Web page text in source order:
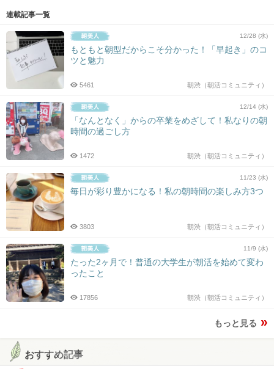
連載記事一覧
12/28 (水)
もともと朝型だからこそ分かった！「早起き」のコ
ツと魅力
朝渋（朝活コミュニティ）
5461
12/14 (水)
「なんとなく」からの卒業をめざして！私なりの朝
時間の過ごし方
朝渋（朝活コミュニティ）
1472
11/23 (水)
毎日が彩り豊かになる！私の朝時間の楽しみ方3つ
朝渋（朝活コミュニティ）
3803
11/9 (水)
たった2ヶ月で！普通の大学生が朝活を始めて変わ
ったこと
朝渋（朝活コミュニティ）
17856
もっと見る
おすすめ記事